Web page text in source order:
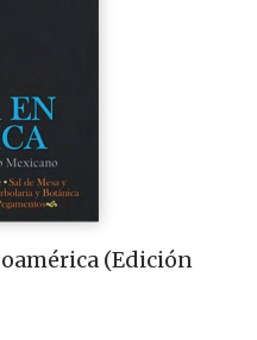
(Edición